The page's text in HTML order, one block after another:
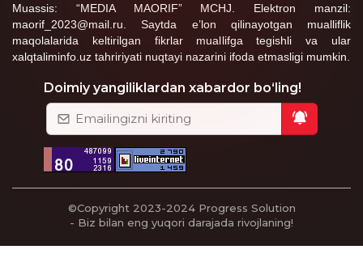
Muassis: “MEDIA MAORIF” MCHJ. Elektron manzil:
maorif_2023@mail.ru. Saytda e’lon qilinayotgan mualliflik
maqolalarida keltirilgan fikrlar muallifga tegishli va ular
xalqtaliminfo.uz tahririyati nuqtayi nazarini ifoda etmasligi mumkin.
Doimiy yangiliklardan xabardor bo‘ling!
©Copyright 2023-2024 Progress Solution
- Biz bilan eng yuqori darajada rivojlaning!